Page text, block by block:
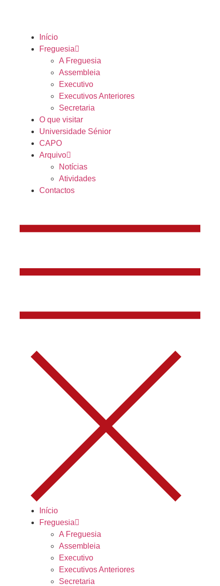
Início
Freguesia
A Freguesia
Assembleia
Executivo
Executivos Anteriores
Secretaria
O que visitar
Universidade Sénior
CAPO
Arquivo
Notícias
Atividades
Contactos
Início
Freguesia
A Freguesia
Assembleia
Executivo
Executivos Anteriores
Secretaria